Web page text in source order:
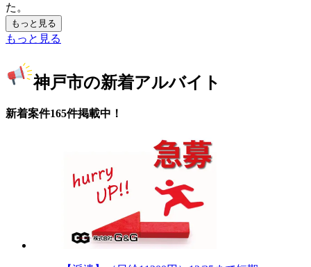
た。
もっと見る
もっと見る
神戸市の新着アルバイト
新着案件165件掲載中！